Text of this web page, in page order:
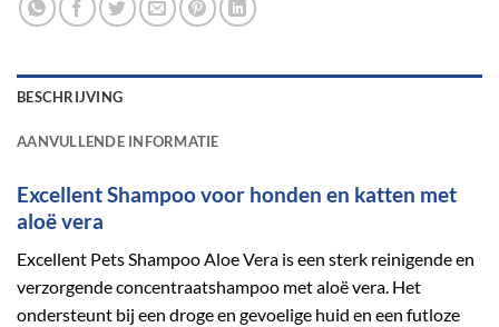
BESCHRIJVING
AANVULLENDE INFORMATIE
Excellent Shampoo voor honden en katten met
aloë vera
Excellent Pets Shampoo Aloe Vera is een sterk reinigende en
verzorgende concentraatshampoo met aloë vera. Het
ondersteunt bij een droge en gevoelige huid en een futloze